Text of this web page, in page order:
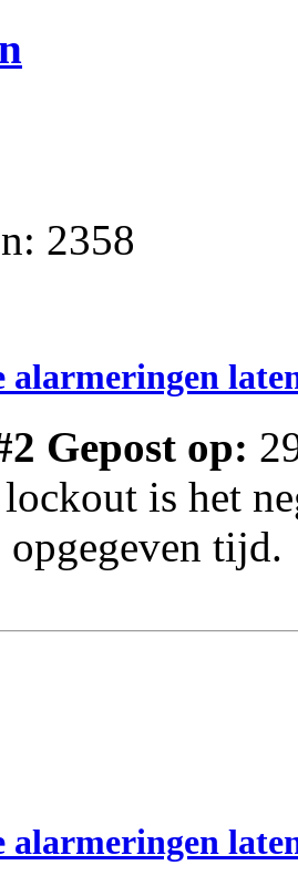
2358
alarmeringen
Gepost op:
is het
opgegeven tijd.
alarmeringen